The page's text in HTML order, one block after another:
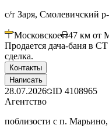
с/т Заря, Смолевичский
Московское 47 км от
Продается дача-баня в
сделка.
Контакты
Написать
28.07.2026 ID 4108965
Агентство
поблизости с п.